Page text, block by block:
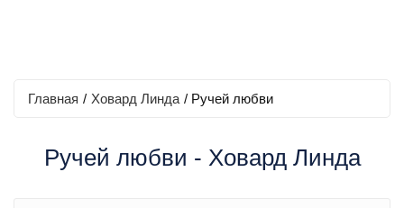
Главная / Ховард Линда / Ручей любви
Ручей любви - Ховард Линда